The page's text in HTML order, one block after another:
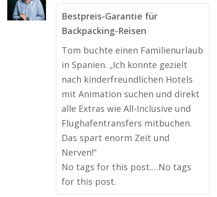
Bestpreis-Garantie für
Backpacking-Reisen
Tom buchte einen Familienurlaub
in Spanien. „Ich konnte gezielt
nach kinderfreundlichen Hotels
mit Animation suchen und direkt
alle Extras wie All-Inclusive und
Flughafentransfers mitbuchen.
Das spart enorm Zeit und
Nerven!“
No tags for this post.…No tags
for this post.